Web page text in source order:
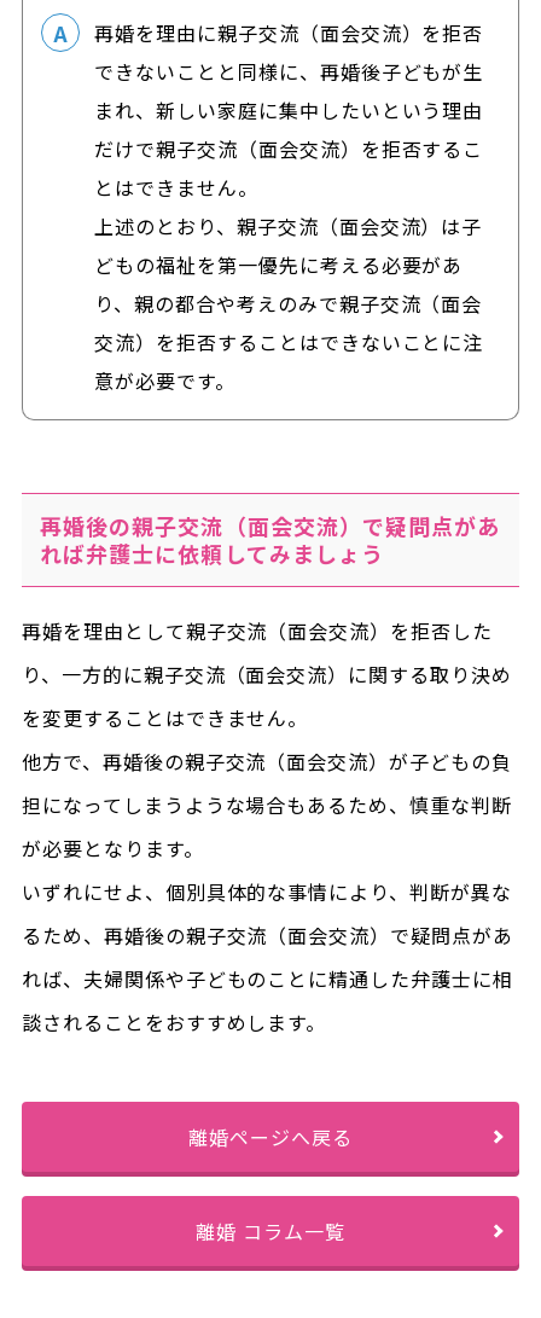
再婚を理由に親子交流（面会交流）を拒否
できないことと同様に、再婚後子どもが生
まれ、 新しい家庭に集中したいという理由
だけで親子交流（面会交流）を拒否するこ
とはできません。
上述のとおり、親子交流（面会交流）は子
どもの福祉を第一優先に考える必要があ
り、親の都合や考えのみで親子交流（面会
交流）を拒否することはできないことに注
意が必要です。
再婚後の親子交流（面会交流）で疑問点があ
れば弁護士に依頼してみましょう
再婚を理由として親子交流（面会交流）を拒否した
り、一方的に親子交流（面会交流）に関する取り決め
を変更することはできません。
他方で、再婚後の親子交流（面会交流）が子どもの負
担になってしまうような場合もあるため、慎重な判断
が必要となります。
いずれにせよ、個別具体的な事情により、判断が異な
るため、再婚後の親子交流（面会交流）で疑問点があ
れば、夫婦関係や子どものことに精通した弁護士に相
談されることをおすすめします。
離婚ページへ戻る
離婚 コラム一覧